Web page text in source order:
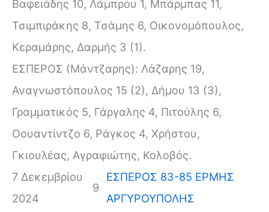
Βαφειάδης 10, Λάμπρου 1, Μπάρμπας 11,
Τσιμπιράκης 8, Τσάμης 6, Οικονομόπουλος,
Κεραμάρης, Δαρμής 3 (1).
ΕΣΠΕΡΟΣ (Μάντζαρης): Λάζαρης 19,
Αναγνωστόπουλος 15 (2), Δήμου 13 (3),
Γραμματικός 5, Γάργαλης 4, Πιτούλης 6,
Οουαντίντζο 6, Ράγκος 4, Χρήστου,
Γκιουλέας, Αγραφιώτης, Κολοβός.
7 Δεκεμβρίου
2024
9
ΕΣΠΕΡΟΣ 83-85 ΕΡΜΗΣ
ΑΡΓΥΡΟΥΠΟΛΗΣ